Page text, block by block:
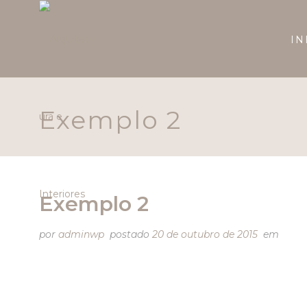
Exemplo 2
Exemplo 2
por adminwp postado 20 de outubro de 2015 em